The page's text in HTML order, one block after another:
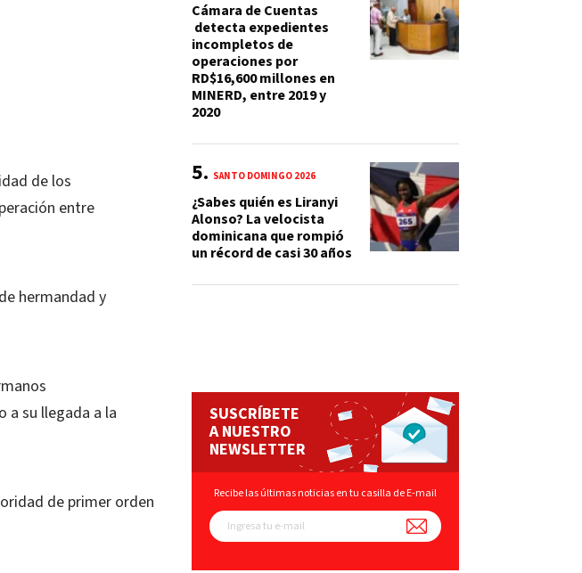
de los
entre
hermandad y
a su llegada a la
de primer orden
Cámara de Cuentas
detecta expedientes
incompletos de
operaciones por
RD$16,600 millones en
MINERD, entre 2019 y
2020
SANTO DOMINGO 2026
¿Sabes quién es Liranyi
Alonso? La velocista
dominicana que rompió
un récord de casi 30 años
SUSCRÍBETE
A NUESTRO
NEWSLETTER
Recibe las últimas noticias en tu casilla de E-mail